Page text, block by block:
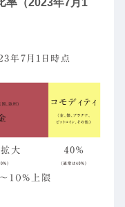
率（2023年7月1